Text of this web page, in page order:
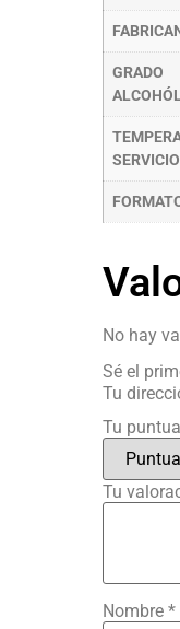
GRADO
SERVICIO
No hay
Sé el
Tu
Tu
Tu
Nombre *